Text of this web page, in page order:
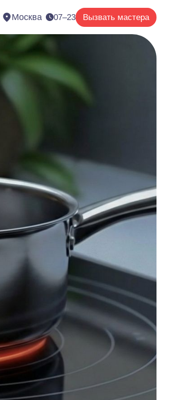
Москва 07–23 Вызвать мастера